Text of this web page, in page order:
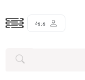
ورود